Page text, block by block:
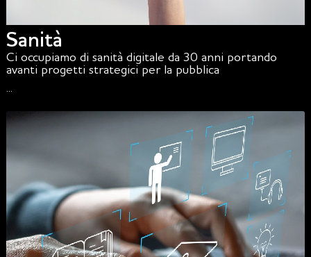
Sanità
Ci occupiamo di sanità digitale da 30 anni portando
avanti progetti strategici per la pubblica
...